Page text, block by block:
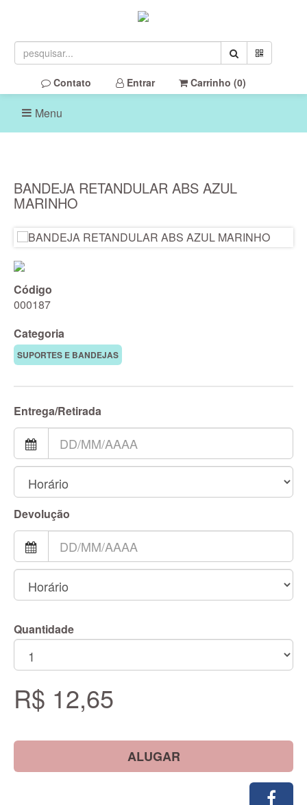
Contato Entrar Carrinho (0)
Menu
BANDEJA RETANDULAR ABS AZUL
MARINHO
Código
000187
Categoria
SUPORTES E BANDEJAS
Entrega/Retirada
Devolução
Quantidade
R$ 12,65
ALUGAR